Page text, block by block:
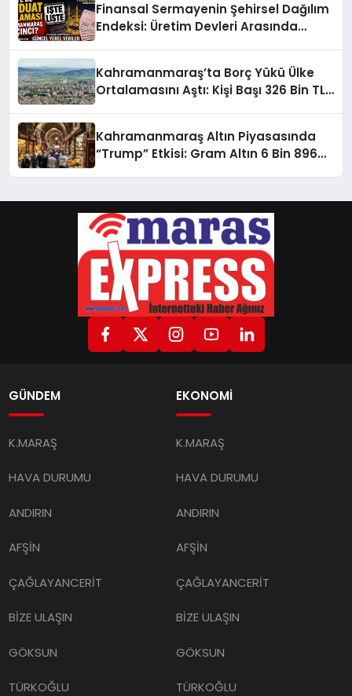
Finansal Sermayenin Şehirsel Dağılım
Endeksi: Üretim Devleri Arasında
Kahramanmaraş’ta Borç Yükü Ülke
Ortalamasını Aştı: Kişi Başı 326 Bin TL
Kahramanmaraş Altın Piyasasında
“Trump” Etkisi: Gram Altın 6 Bin 896
GÜNDEM
K.MARAŞ
HAVA DURUMU
ANDIRIN
AFŞİN
ÇAĞLAYANCERİT
BİZE ULAŞIN
GÖKSUN
TÜRKOĞLU
EKONOMİ
K.MARAŞ
HAVA DURUMU
ANDIRIN
AFŞİN
ÇAĞLAYANCERİT
BİZE ULAŞIN
GÖKSUN
TÜRKOĞLU